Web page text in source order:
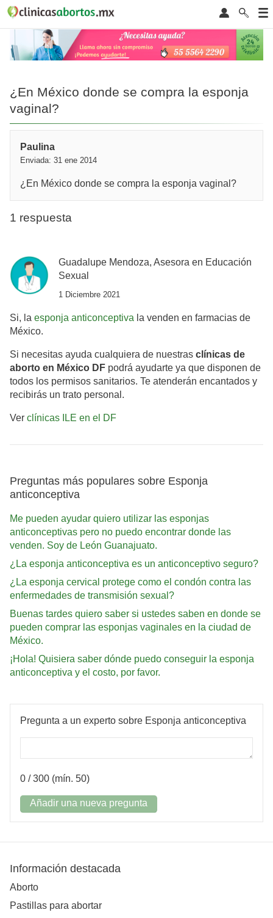
¿En México donde se compra la esponja
vaginal?
Paulina
Enviada: 31 ene 2014
¿En México donde se compra la esponja vaginal?
1 respuesta
Guadalupe Mendoza, Asesora en Educación
Sexual
1 Diciembre 2021
Si, la esponja anticonceptiva la venden en farmacias de
México.
Si necesitas ayuda cualquiera de nuestras clínicas de
aborto en México DF podrá ayudarte ya que disponen de
todos los permisos sanitarios. Te atenderán encantados y
recibirás un trato personal.
Ver clínicas ILE en el DF
Preguntas más populares sobre Esponja
anticonceptiva
Me pueden ayudar quiero utilizar las esponjas
anticonceptivas pero no puedo encontrar donde las
venden. Soy de León Guanajuato.
¿La esponja anticonceptiva es un anticonceptivo seguro?
¿La esponja cervical protege como el condón contra las
enfermedades de transmisión sexual?
Buenas tardes quiero saber si ustedes saben en donde se
pueden comprar las esponjas vaginales en la ciudad de
México.
¡Hola! Quisiera saber dónde puedo conseguir la esponja
anticonceptiva y el costo, por favor.
Pregunta a un experto sobre Esponja anticonceptiva
0 / 300 (mín. 50)
Añadir una nueva pregunta
Información destacada
Aborto
Pastillas para abortar